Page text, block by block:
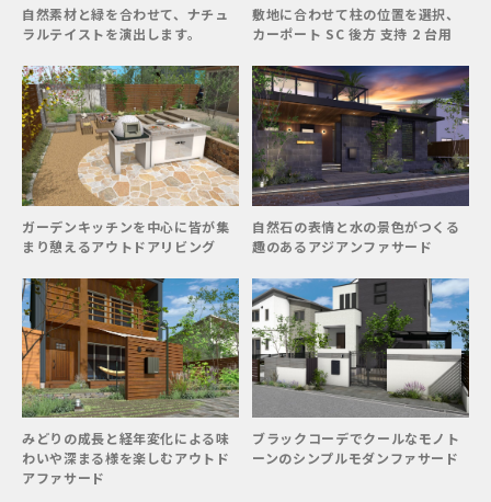
自然素材と緑を合わせて、ナチュ
ラルテイストを演出します。
敷地に合わせて柱の位置を選択、
カーポート SC 後方 支持 2 台用
ガーデンキッチンを中心に皆が集
まり憩えるアウトドアリビング
自然石の表情と水の景色がつくる
趣のあるアジアンファサード
みどりの成長と経年変化による味
わいや深まる様を楽しむアウトド
アファサード
ブラックコーデでクールなモノト
ーンのシンプルモダンファサード